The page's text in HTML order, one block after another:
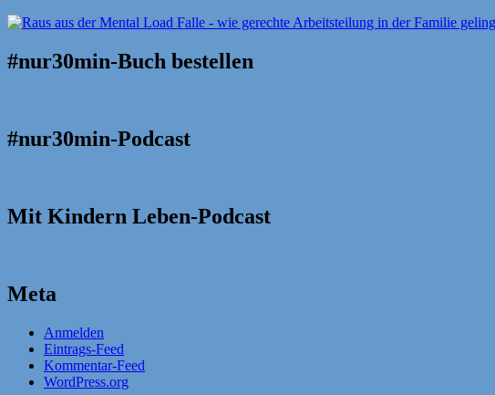
#nur30min-Buch bestellen
#nur30min-Podcast
Mit Kindern Leben-Podcast
Meta
Anmelden
Eintrags-Feed
Kommentar-Feed
WordPress.org